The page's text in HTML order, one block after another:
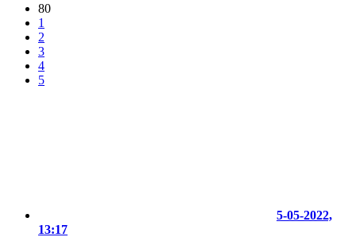
80
1
2
3
4
5
5-05-2022,
13:17